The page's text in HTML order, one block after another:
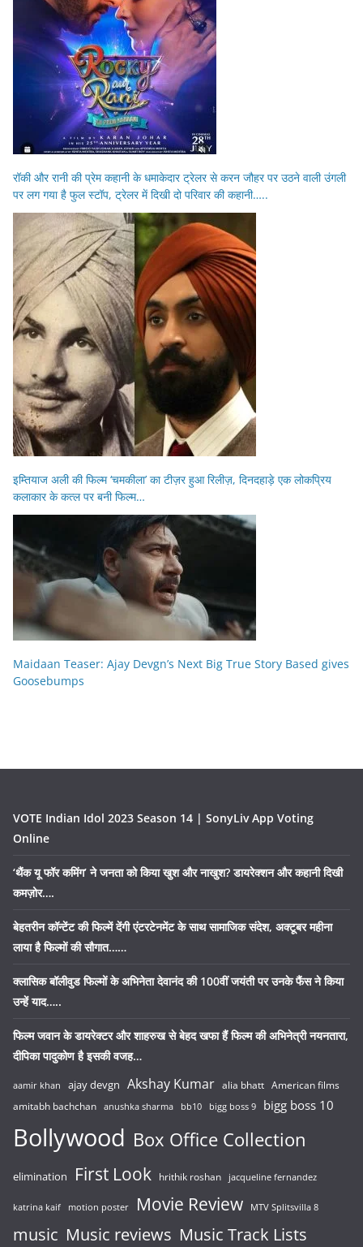
रॉकी और रानी की प्रेम कहानी के धमाकेदार ट्रेलर से करन जौहर पर उठने वाली उंगली
पर लग गया है फुल स्टॉप, ट्रेलर में दिखी दो परिवार की कहानी…..
इम्तियाज अली की फिल्म ‘चमकीला’ का टीज़र हुआ रिलीज़, दिनदहाड़े एक लोकप्रिय
कलाकार के कत्ल पर बनी फिल्म…
Maidaan Teaser: Ajay Devgn’s Next Big True Story Based gives
Goosebumps
VOTE Indian Idol 2023 Season 14 | SonyLiv App Voting
Online
‘थैंक यू फॉर कमिंग’ ने जनता को किया खुश और नाखुश? डायरेक्शन और कहानी दिखी
कमज़ोर….
बेहतरीन कॉन्टेंट की फिल्में देंगी एंटरटेनमेंट के साथ सामाजिक संदेश, अक्टूबर महीना
लाया है फिल्मों की सौगात……
क्लासिक बॉलीवुड फिल्मों के अभिनेता देवानंद की 100वीं जयंती पर उनके फैंस ने किया
उन्हें याद…..
फिल्म जवान के डायरेक्टर और शाहरुख से बेहद खफा हैं फिल्म की अभिनेत्री नयनतारा,
दीपिका पादुकोण है इसकी वजह…
aamir khan ajay devgn Akshay Kumar alia bhatt American films
amitabh bachchan anushka sharma bb10 bigg boss 9 bigg boss 10
Bollywood Box Office Collection
elimination First Look hrithik roshan jacqueline fernandez
katrina kaif motion poster Movie Review MTV Splitsvilla 8
music Music reviews Music Track Lists